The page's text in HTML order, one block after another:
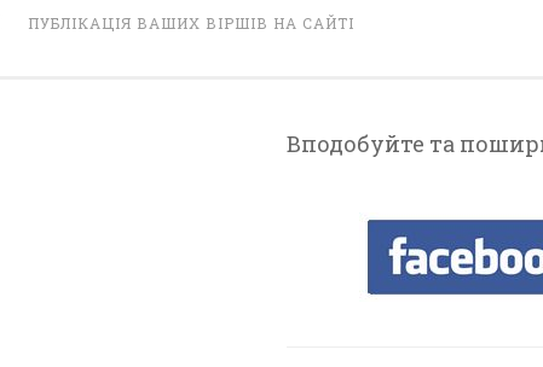
ПУБЛІКАЦІЯ ВАШИХ ВІРШІВ НА САЙТІ
Вподобуйте та